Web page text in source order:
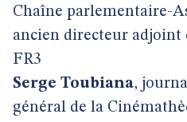
Chaîne parlementaire-
ancien directeur adjoint
FR3
Serge Toubiana,
général de la